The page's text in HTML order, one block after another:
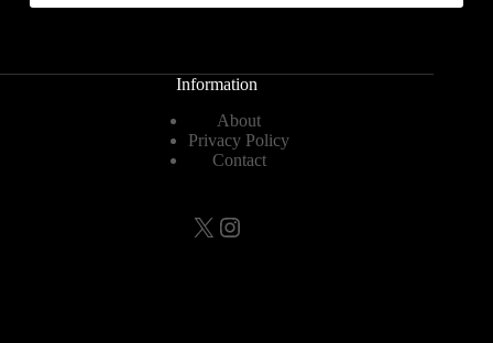
Information
About
Privacy Policy
Contact
X Instagram